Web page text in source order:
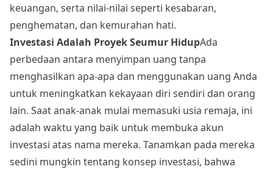
keuangan, serta nilai-nilai seperti kesabaran,
penghematan, dan kemurahan hati.
Investasi Adalah Proyek Seumur HidupAda
perbedaan antara menyimpan uang tanpa
menghasilkan apa-apa dan menggunakan uang Anda
untuk meningkatkan kekayaan diri sendiri dan orang
lain. Saat anak-anak mulai memasuki usia remaja, ini
adalah waktu yang baik untuk membuka akun
investasi atas nama mereka. Tanamkan pada mereka
sedini mungkin tentang konsep investasi, bahwa